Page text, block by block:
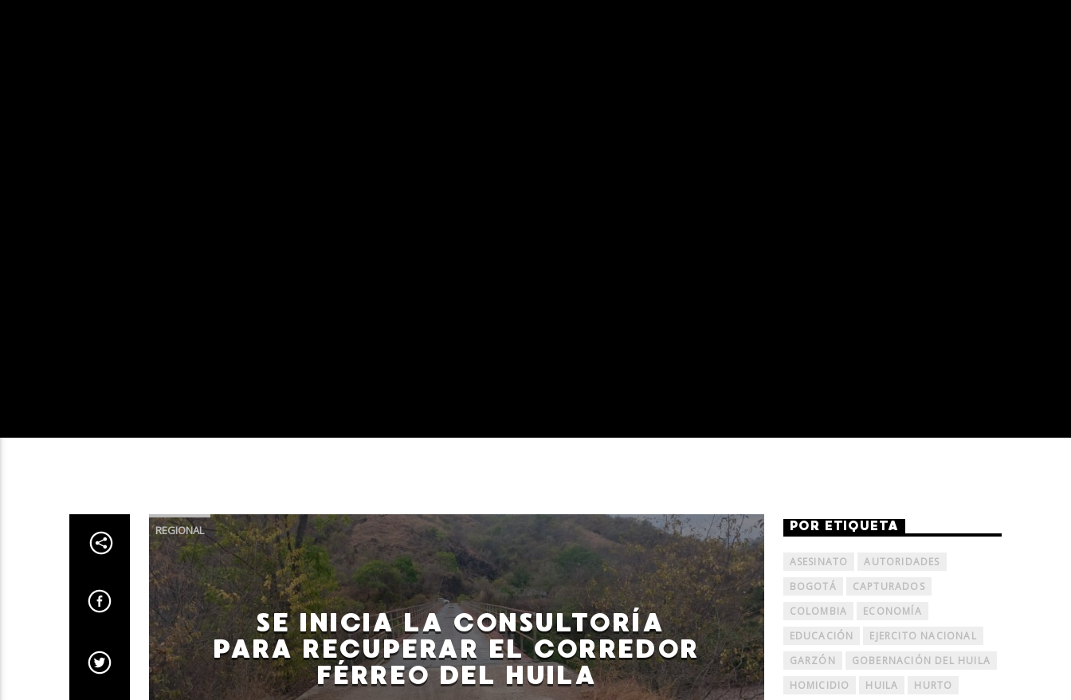
REGIONAL
SE INICIA LA CONSULTORÍA
PARA RECUPERAR EL CORREDOR
FÉRREO DEL HUILA
POR ETIQUETA
ASESINATO
AUTORIDADES
BOGOTÁ
CAPTURADOS
COLOMBIA
ECONOMÍA
EDUCACIÓN
EJERCITO NACIONAL
GARZÓN
GOBERNACIÓN DEL HUILA
HOMICIDIO
HUILA
HURTO